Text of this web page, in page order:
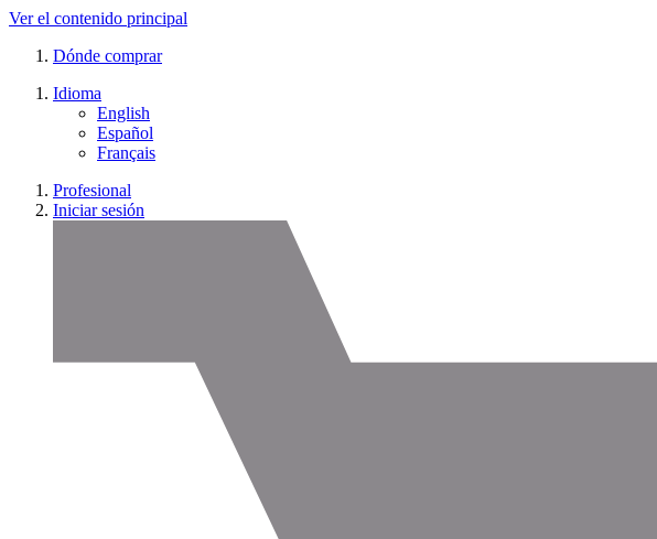
Ver el contenido principal
Dónde comprar
Idioma
English
Español
Français
Profesional
Iniciar sesión